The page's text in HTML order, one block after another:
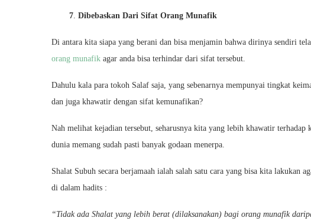
7. Dibebaskan Dari Sifat Orang Munafik
Di antara kita siapa yang berani dan bisa menjamin bahwa dirinya sendiri
orang munafik agar anda bisa terhindar dari sifat tersebut.
Dahulu kala para tokoh Salaf saja, yang sebenarnya mempunyai tingkat
dan juga khawatir dengan sifat kemunafikan?
Nah melihat kejadian tersebut, seharusnya kita yang lebih khawatir
dunia memang sudah pasti banyak godaan menerpa.
Shalat Subuh secara berjamaah ialah salah satu cara yang bisa kita lakukan
di dalam hadits :
“Tidak ada Shalat yang lebih berat (dilaksanakan) bagi orang munafik